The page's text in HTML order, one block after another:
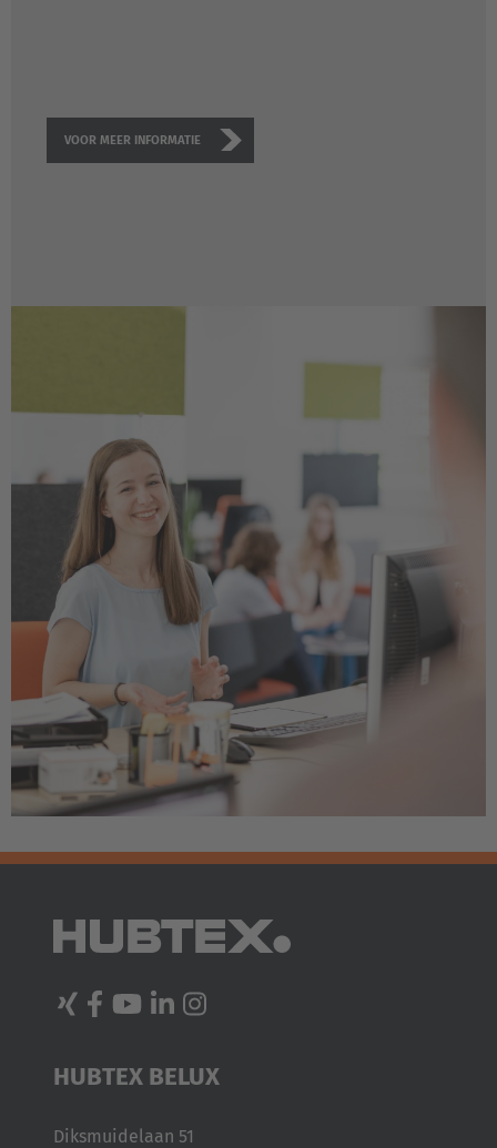
AMERICA
Brasil
Português
United States
English
ASIA/PACIFIC
English
Japan
Türkiye
Türkçe
VOOR MEER INFORMATIE
HUBTEX BELUX
Diksmuidelaan 51